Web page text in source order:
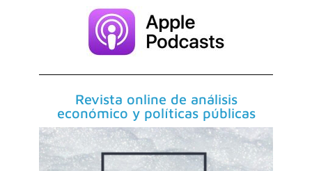
Revista online de análisis
económico y políticas públicas